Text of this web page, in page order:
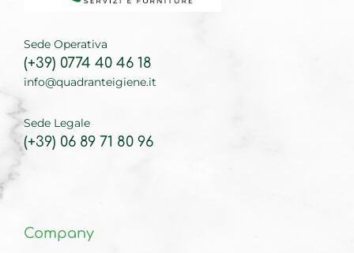
Sede Operativa
(+39) 0774 40 46 18
info@quadranteigiene.it
Sede Legale
(+39) 06 89 71 80 96
Company